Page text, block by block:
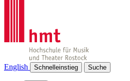
English Schnelleinstieg Suche